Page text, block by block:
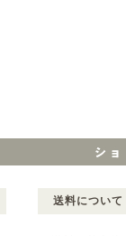
送料について